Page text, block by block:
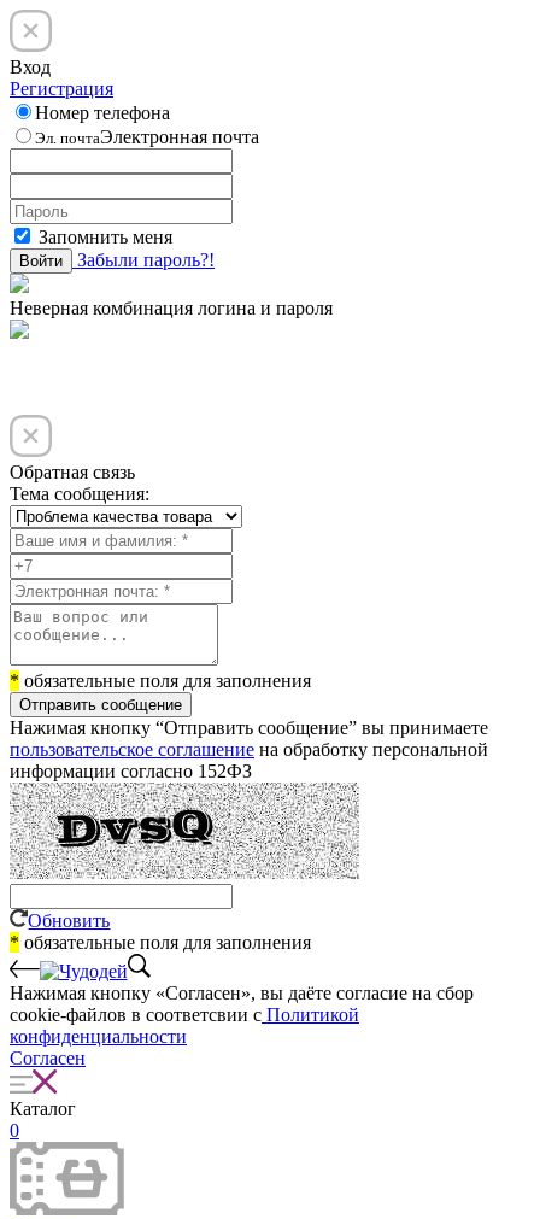
Вход
Регистрация
Номер телефона
Эл. почтаЭлектронная почта
Запомнить меня
Войти Забыли пароль?!
Неверная комбинация логина и пароля
Обратная связь
Тема сообщения:
* обязательные поля для заполнения
Отправить сообщение
Нажимая кнопку “Отправить сообщение” вы принимаете
пользовательское соглашение на обработку персональной
информации согласно 152ФЗ
Обновить
* обязательные поля для заполнения
Нажимая кнопку «Согласен», вы даёте cогласие на сбор
cookie-файлов в соответсвии с Политикой
конфиденциальности
Согласен
Каталог
0